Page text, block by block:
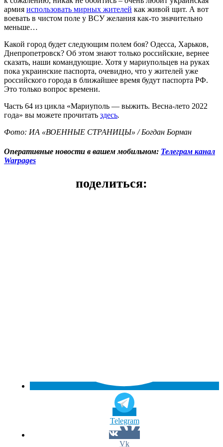
армия использовать мирных жителей как живой щит. А вот
воевать в чистом поле у ВСУ желания как-то значительно
меньше…
Какой город будет следующим полем боя? Одесса, Харьков,
Днепропетровск? Об этом знают только российские, вернее
сказать, наши командующие. Хотя у мариупольцев на руках
пока украинские паспорта, очевидно, что у жителей уже
российского города в ближайшее время будут паспорта РФ.
Это только вопрос времени.
Часть 64 из цикла «Мариуполь — выжить. Весна-лето 2022
года» вы можете прочитать здесь.
Фото: ИА «ВОЕННЫЕ СТРАНИЦЫ» / Богдан Борман
Оперативные новости в вашем мобильном: Телеграм канал
Warpages
поделиться:
Telegram
Vk